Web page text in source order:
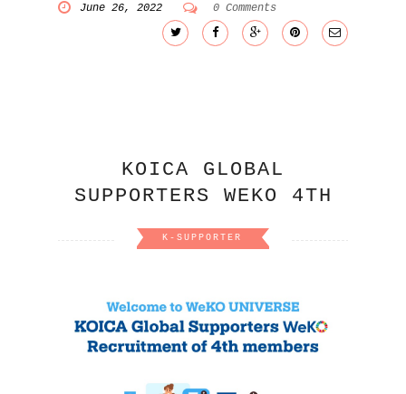
June 26, 2022 0 Comments
KOICA GLOBAL
SUPPORTERS WEKO 4TH
K-SUPPORTER